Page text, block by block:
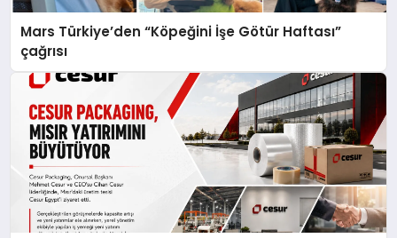
Mars Türkiye’den “Köpeğini İşe Götür Haftası”
çağrısı